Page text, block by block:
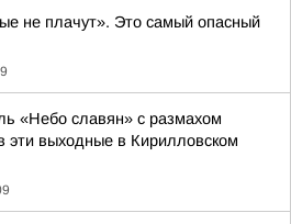
не плачут». Это самый опасный
«Небо славян» с размахом
эти выходные в Кирилловском